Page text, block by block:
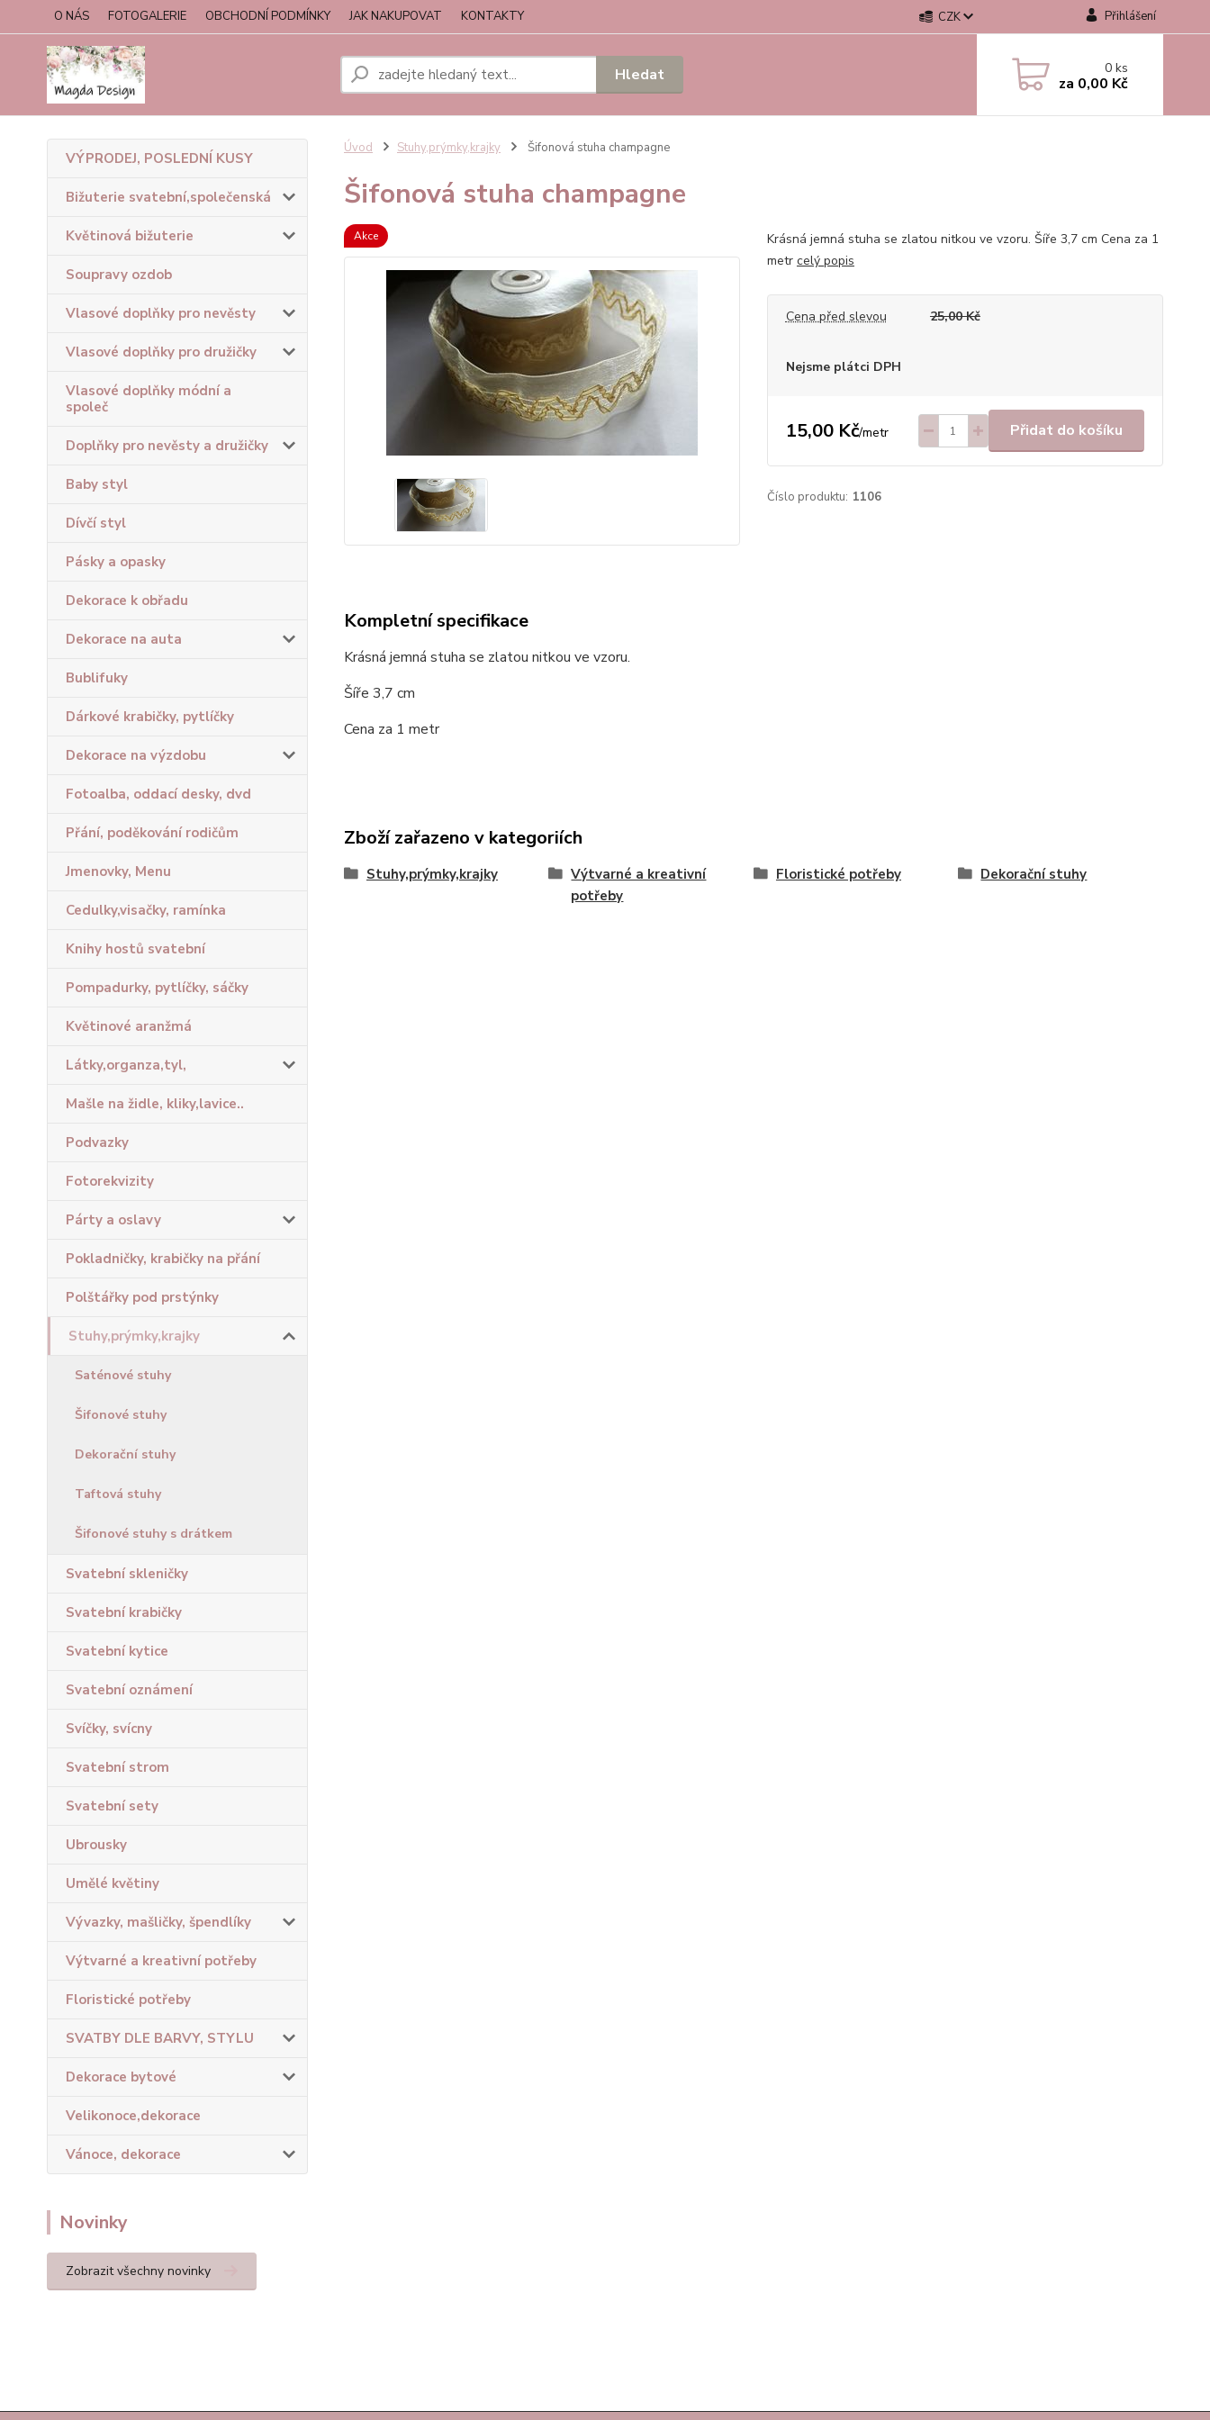
O NÁS FOTOGALERIE OBCHODNÍ PODMÍNKY JAK NAKUPOVAT KONTAKTY CZK Přihlášení
Hledat 0ks
za 0,00 Kč
VÝPRODEJ, POSLEDNÍ KUSY
Bižuterie svatební,společenská
Květinová bižuterie
Soupravy ozdob
Vlasové doplňky pro nevěsty
Vlasové doplňky pro družičky
Vlasové doplňky módní a
společ
Doplňky pro nevěsty a družičky
Baby styl
Dívčí styl
Pásky a opasky
Dekorace k obřadu
Dekorace na auta
Bublifuky
Dárkové krabičky, pytlíčky
Dekorace na výzdobu
Fotoalba, oddací desky, dvd
Přání, poděkování rodičům
Jmenovky, Menu
Cedulky,visačky, ramínka
Knihy hostů svatební
Pompadurky, pytlíčky, sáčky
Květinové aranžmá
Látky,organza,tyl,
Mašle na židle, kliky,lavice..
Podvazky
Fotorekvizity
Párty a oslavy
Pokladničky, krabičky na přání
Polštářky pod prstýnky
Stuhy,prýmky,krajky
Saténové stuhy
Šifonové stuhy
Dekorační stuhy
Taftová stuhy
Šifonové stuhy s drátkem
Svatební skleničky
Svatební krabičky
Svatební kytice
Svatební oznámení
Svíčky, svícny
Svatební strom
Svatební sety
Ubrousky
Umělé květiny
Vývazky, mašličky, špendlíky
Výtvarné a kreativní potřeby
Floristické potřeby
SVATBY DLE BARVY, STYLU
Dekorace bytové
Velikonoce,dekorace
Vánoce, dekorace
Novinky
Zobrazit všechny novinky
Úvod Stuhy,prýmky,krajky Šifonová stuha champagne
Šifonová stuha champagne
Akce
Krásná jemná stuha se zlatou nitkou ve vzoru. Šíře 3,7 cm Cena za 1
metr celý popis
Cena před slevou 25,00 Kč
Nejsme plátci DPH
15,00 Kč/metr Přidat do košíku
Číslo produktu: 1106
Kompletní specifikace
Krásná jemná stuha se zlatou nitkou ve vzoru.
Šíře 3,7 cm
Cena za 1 metr
Zboží zařazeno v kategoriích
Stuhy,prýmky,krajky
Výtvarné a kreativní
potřeby
Floristické potřeby Dekorační stuhy